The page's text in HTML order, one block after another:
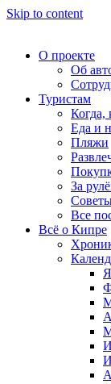
Skip to content
О проекте
Об
Туристам
Когда,
Еда и
Пляжи
За
Все
Всё о Кипре